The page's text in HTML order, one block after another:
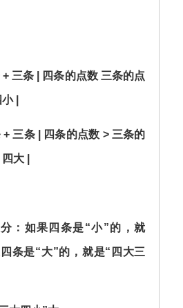
三条 | 四条的点数 三条的点
|
三条 | 四条的点数 >三条的
大 |
：如果四条是“小”的，就
条是“大”的，就是“四大三